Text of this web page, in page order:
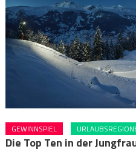
GEWINNSPIEL
Die Top Ten in der